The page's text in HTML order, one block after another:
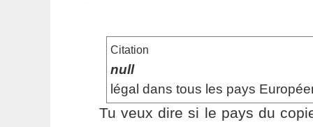
Citation
null
légal dans tous les pays
Tu veux dire si le pays du